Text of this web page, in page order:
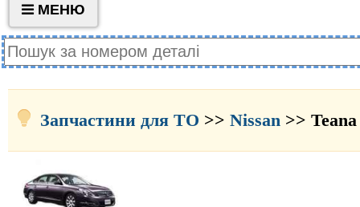
МЕНЮ
Запчастини для ТО >> Nissan >>